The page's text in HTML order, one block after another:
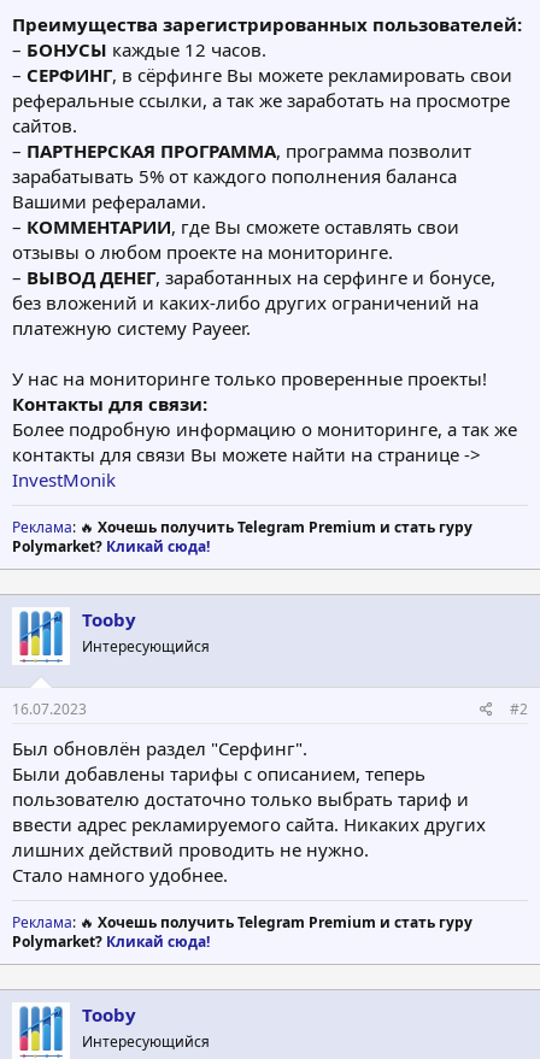
Преимущества зарегистрированных пользователей:
– БОНУСЫ каждые 12 часов.
– СЕРФИНГ, в сёрфинге Вы можете рекламировать свои
реферальные ссылки, а так же заработать на просмотре
сайтов.
– ПАРТНЕРСКАЯ ПРОГРАММА, программа позволит
зарабатывать 5% от каждого пополнения баланса
Вашими рефералами.
– КОММЕНТАРИИ, где Вы сможете оставлять свои
отзывы о любом проекте на мониторинге.
– ВЫВОД ДЕНЕГ, заработанных на серфинге и бонусе,
без вложений и каких-либо других ограничений на
платежную систему Payeer.
У нас на мониторинге только проверенные проекты!
Контакты для связи:
Более подробную информацию о мониторинге, а так же
контакты для связи Вы можете найти на странице ->
InvestMonik
Реклама: 🔥 Хочешь получить Telegram Premium и стать гуру
Polymarket? Кликай сюда!
Tooby
Интересующийся
16.07.2023 #2
Был обновлён раздел "Серфинг".
Были добавлены тарифы с описанием, теперь
пользователю достаточно только выбрать тариф и
ввести адрес рекламируемого сайта. Никаких других
лишних действий проводить не нужно.
Стало намного удобнее.
Реклама: 🔥 Хочешь получить Telegram Premium и стать гуру
Polymarket? Кликай сюда!
Tooby
Интересующийся